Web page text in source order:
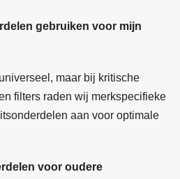
gebruiken voor mijn
maar bij kritische
filters raden wij merkspecifieke
aan voor optimale
voor oudere